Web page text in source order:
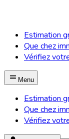
Estimation
Que chez
Vérifiez
Menu
Estimation
Que chez
Vérifiez